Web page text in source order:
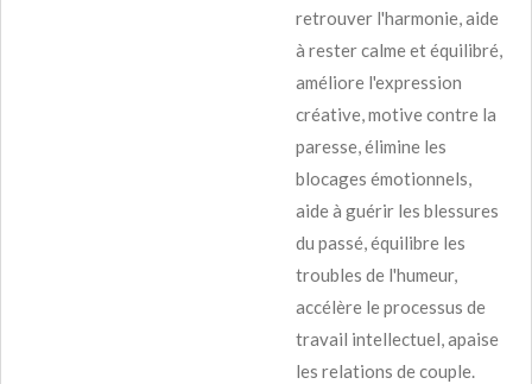
retrouver l'harmonie, aide
à rester calme et équilibré,
améliore l'expression
créative, motive contre la
paresse, élimine les
blocages émotionnels,
aide à guérir les blessures
du passé, équilibre les
troubles de l'humeur,
accélère le processus de
travail intellectuel, apaise
les relations de couple.